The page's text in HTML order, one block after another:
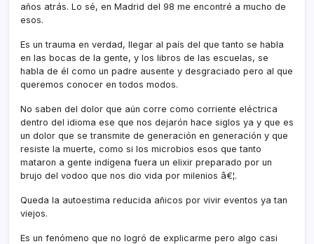
años atrás. Lo sé, en Madrid del 98 me encontré a mucho de
esos.
Es un trauma en verdad, llegar al paí­s del que tanto se habla
en las bocas de la gente, y los libros de las escuelas, se
habla de él como un padre ausente y desgraciado pero al que
queremos conocer en todos modos.
No saben del dolor que aún corre como corriente eléctrica
dentro del idioma ese que nos dejarón hace siglos ya y que es
un dolor que se transmite de generación en generación y que
resiste la muerte, como si los microbios esos que tanto
mataron a gente indí­gena fuera un elixir preparado por un
brujo del vodoo que nos dio vida por milenios â€¦.
Queda la autoestima reducida añicos por vivir eventos ya tan
viejos.
Es un fenómeno que no logró de explicarme pero algo casi